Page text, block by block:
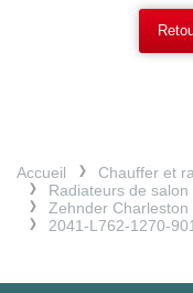
Accueil Chauffer et
Radiateurs de salon
Zehnder
2041-L762-1270-